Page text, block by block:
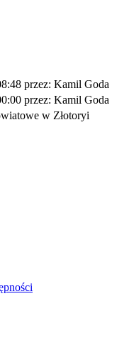
przez: Kamil Goda
przez: Kamil Goda
w Złotoryi